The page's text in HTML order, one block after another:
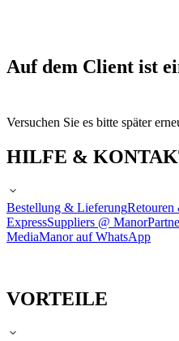
Auf dem Client ist
Versuchen Sie es bitte später
HILFE &
Bestellung & LieferungRetouren
ExpressSuppliers @ Manor
MediaManor auf WhatsApp
VORTEILE